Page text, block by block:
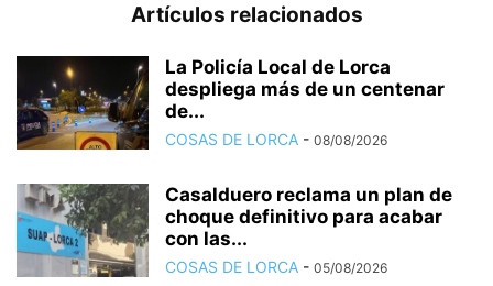
Artículos relacionados
La Policía Local de Lorca
despliega más de un centenar
de...
COSAS DE LORCA - 08/08/2026
Casalduero reclama un plan de
choque definitivo para acabar
con las...
COSAS DE LORCA - 05/08/2026